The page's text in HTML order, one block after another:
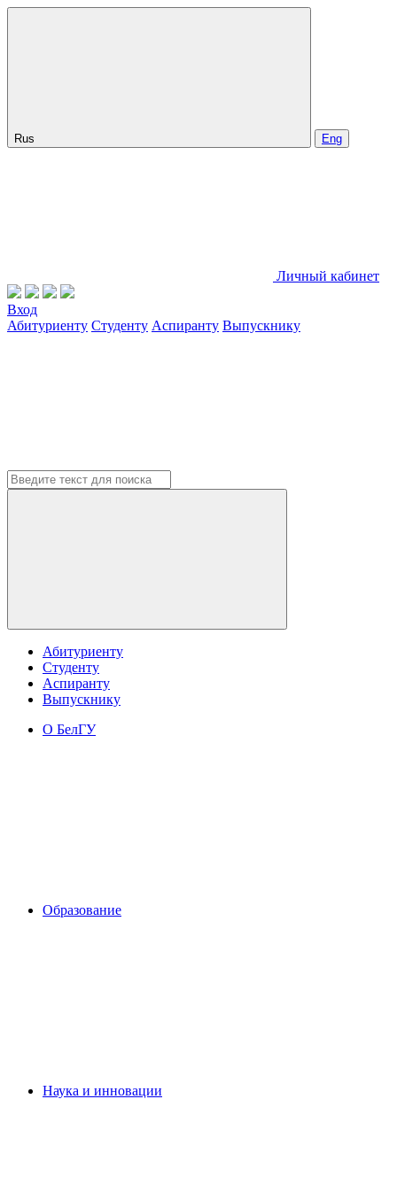
Rus Eng
Личный кабинет
Вход
Абитуриенту Студенту Аспиранту Выпускнику
Абитуриенту
Студенту
Аспиранту
Выпускнику
О БелГУ
Образование
Наука и инновации